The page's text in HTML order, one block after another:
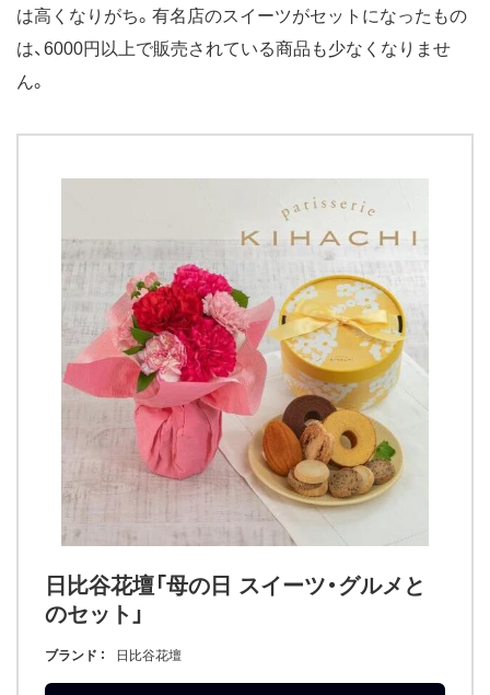
は高くなりがち。有名店のスイーツがセットになったもの
は、6000円以上で販売されている商品も少なくなりませ
ん。
日比谷花壇「母の日 スイーツ・グルメと
のセット」
ブランド 日比谷花壇